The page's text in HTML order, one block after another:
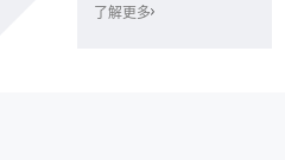
了解更多